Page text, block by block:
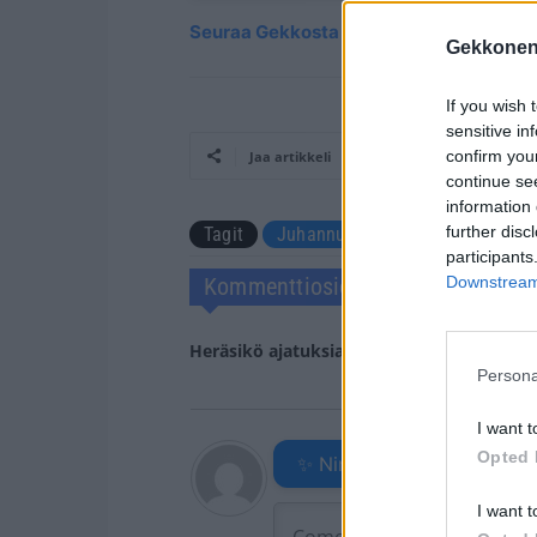
If you wish
sensitive
confirm
continue
information
further
I want
Opted
I want
Seuraa Gekkosta Instagramissa
Jaa artikkeli
Tagit Juhannus Katri Helena
Kommenttiosio
Heräsikö ajatuksia? Kerro mielipiteesi.
✨ Nimikone